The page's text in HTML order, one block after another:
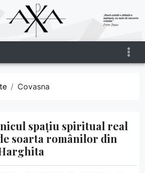
Covasna
spațiu spiritual real
soarta românilor din